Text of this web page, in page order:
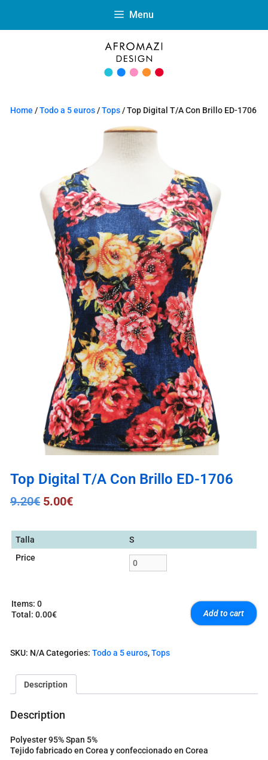
Menu
Home /Todo a 5 euros/Tops/ Top Digital T/A Con Brillo ED-1706
Top Digital T/A Con Brillo ED-1706
9.20€ 5.00€
Talla
S
Price
Items: 0
Total : 0.00€
e
o
t
o
Add to cart
SKU: N/ACategories: Todo a 5 euros,Tops
Description
Description
Polyester 95% Span 5%
Tejido fabricado en Corea y confeccionado en Corea